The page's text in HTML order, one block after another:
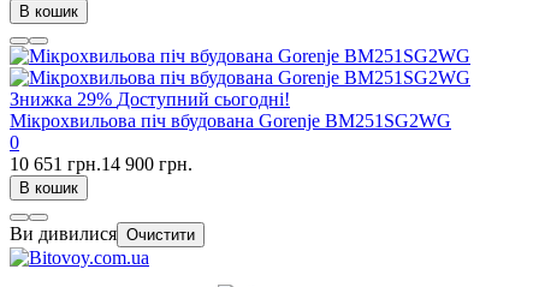
В кошик
Знижка 29% Доступний сьогодні!
Мікрохвильова піч вбудована Gorenje BM251SG2WG
0
10 651 грн.14 900 грн.
В кошик
Ви дивилися Очистити